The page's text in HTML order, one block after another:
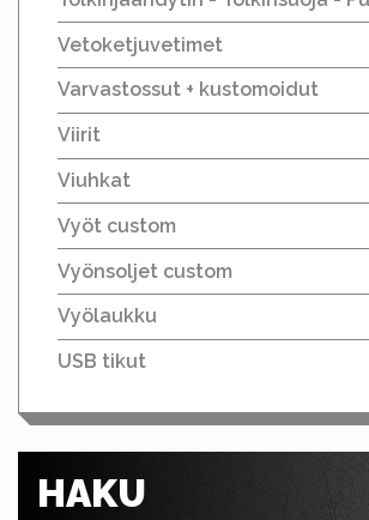
Vetoketjuvetimet
Varvastossut + kustomoidut
Viirit
Viuhkat
Vyöt custom
Vyönsoljet custom
Vyölaukku
USB tikut
HAKU